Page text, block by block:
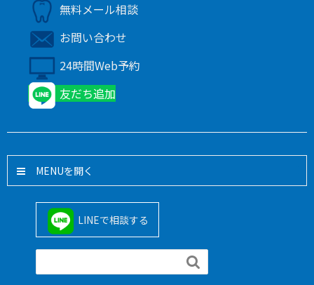
無料メール相談
お問い合わせ
24時間Web予約
友だち追加
MENU
LINEで相談する
